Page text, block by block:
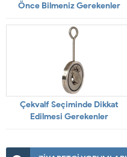
Önce Bilmeniz Gerekenler
Çekvalf Seçiminde Dikkat
Edilmesi Gerekenler